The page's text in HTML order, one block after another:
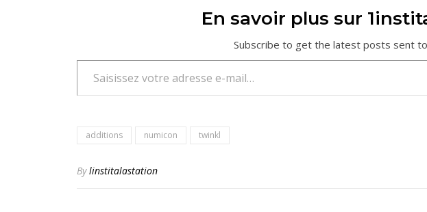
En savoir plus sur
Subscribe to get the latest posts sent
Saisissez votre adresse e-mail…
additions numicon twinkl
Bylinstitalastation